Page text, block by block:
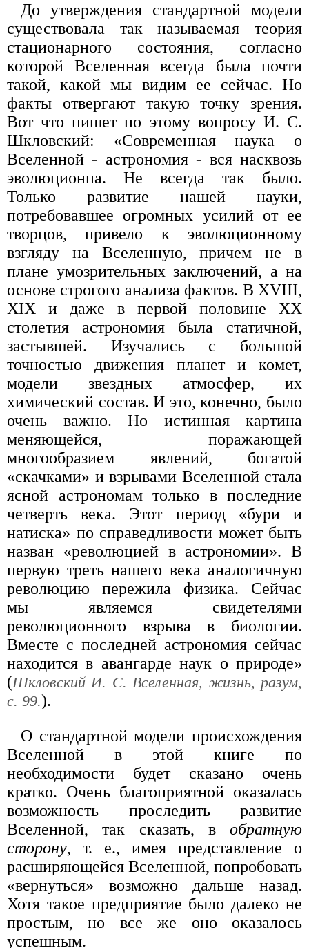
До утверждения стандартной модели
существовала так называемая теория
стационарного состояния, согласно
которой Вселенная всегда была почти
такой, какой мы видим ее сейчас. Но
факты отвергают такую точку зрения.
Вот что пишет по этому вопросу И. С.
Шкловский: «Современная наука о
Вселенной - астрономия - вся насквозь
эволюционпа. Не всегда так было.
Только развитие нашей науки,
потребовавшее огромных усилий от ее
творцов, привело к эволюционному
взгляду на Вселенную, причем не в
плане умозрительных заключений, а на
основе строгого анализа фактов. В XVIII,
XIX и даже в первой половине XX
столетия астрономия была статичной,
застывшей. Изучались с большой
точностью движения планет и комет,
модели звездных атмосфер, их
химический состав. И это, конечно, было
очень важно. Но истинная картина
меняющейся, поражающей
многообразием явлений, богатой
«скачками» и взрывами Вселенной стала
ясной астрономам только в последние
четверть века. Этот период «бури и
натиска» по справедливости может быть
назван «революцией в астрономии». В
первую треть нашего века аналогичную
революцию пережила физика. Сейчас
мы являемся свидетелями
революционного взрыва в биологии.
Вместе с последней астрономия сейчас
находится в авангарде наук о природе»
(Шкловский И. С. Вселенная, жизнь, разум,
с. 99.).
О стандартной модели происхождения
Вселенной в этой книге по
необходимости будет сказано очень
кратко. Очень благоприятной оказалась
возможность проследить развитие
Вселенной, так сказать, в обратную
сторону, т. е., имея представление о
расширяющейся Вселенной, попробовать
«вернуться» возможно дальше назад.
Хотя такое предприятие было далеко не
простым, но все же оно оказалось
успешным.